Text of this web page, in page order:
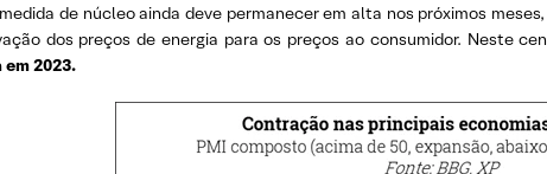
de núcleo ainda deve permanecer em alta nos próximos
dos preços de energia para os preços ao consumidor. Neste
em 2023.